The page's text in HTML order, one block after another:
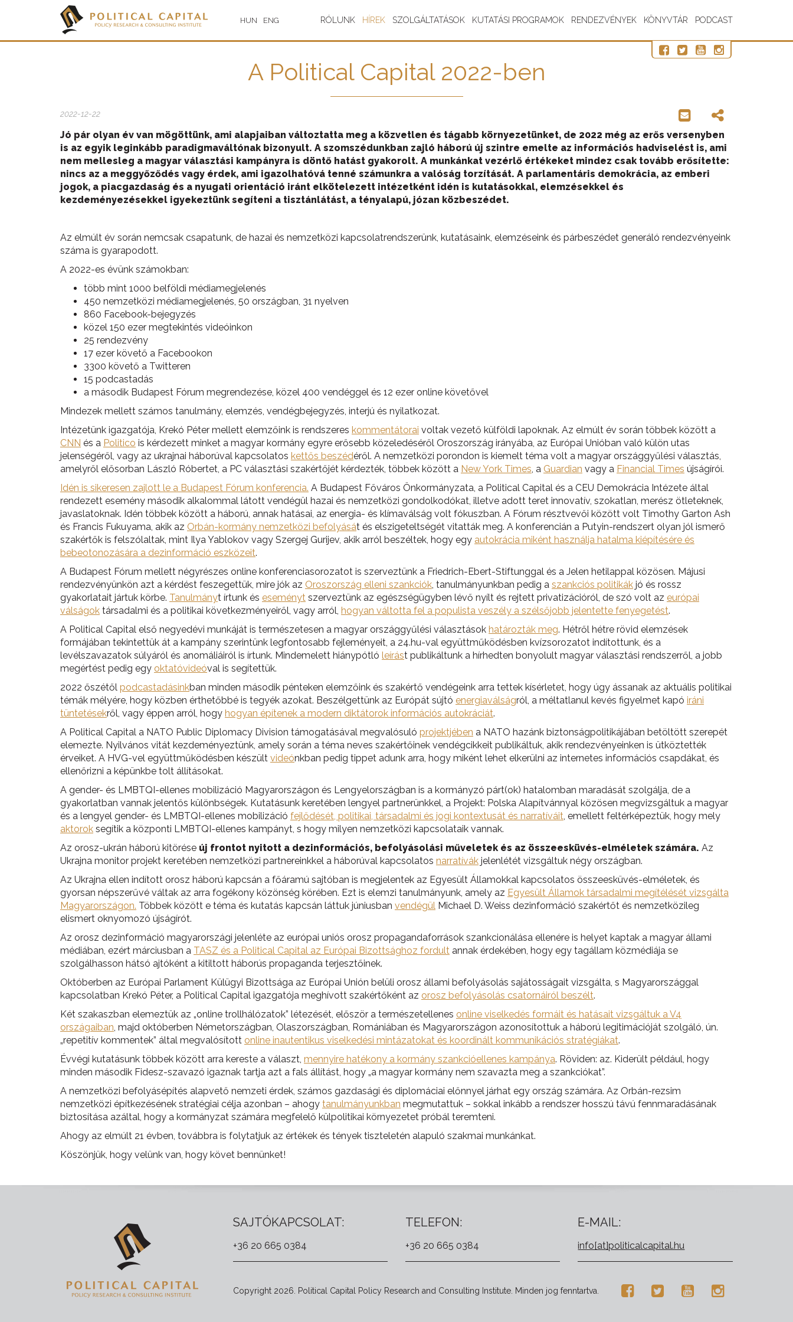
HUN ENG RÓLUNK HÍREK SZOLGÁLTATÁSOK KUTATÁSI PROGRAMOK RENDEZVÉNYEK KÖNYVTÁR PODCAST
A Political Capital 2022-ben
2022-12-22
Jó pár olyan év van mögöttünk, ami alapjaiban változtatta meg a közvetlen és tágabb környezetünket, de 2022 még az erős versenyben
is az egyik leginkább paradigmaváltónak bizonyult. A szomszédunkban zajló háború új szintre emelte az információs hadviselést is, ami
nem mellesleg a magyar választási kampányra is döntő hatást gyakorolt. A munkánkat vezérlő értékeket mindez csak tovább erősítette:
nincs az a meggyőződés vagy érdek, ami igazolhatóvá tenné számunkra a valóság torzítását. A parlamentáris demokrácia, az emberi
jogok, a piacgazdaság és a nyugati orientáció iránt elkötelezett intézetként idén is kutatásokkal, elemzésekkel és
kezdeményezésekkel igyekeztünk segíteni a tisztánlátást, a tényalapú, józan közbeszédet.
Az elmúlt év során nemcsak csapatunk, de hazai és nemzetközi kapcsolatrendszerünk, kutatásaink, elemzéseink és párbeszédet generáló rendezvényeink
száma is gyarapodott.
A 2022-es évünk számokban:
több mint 1000 belföldi médiamegjelenés
450 nemzetközi médiamegjelenés, 50 országban, 31 nyelven
860 Facebook-bejegyzés
közel 150 ezer megtekintés videóinkon
25 rendezvény
17 ezer követő a Facebookon
3300 követő a Twitteren
15 podcastadás
a második Budapest Fórum megrendezése, közel 400 vendéggel és 12 ezer online követővel
Mindezek mellett számos tanulmány, elemzés, vendégbejegyzés, interjú és nyilatkozat.
Intézetünk igazgatója, Krekó Péter mellett elemzőink is rendszeres kommentátorai voltak vezető külföldi lapoknak. Az elmúlt év során többek között a
CNN és a Politico is kérdezett minket a magyar kormány egyre erősebb közeledéséről Oroszország irányába, az Európai Unióban való külön utas
jelenségéről, vagy az ukrajnai háborúval kapcsolatos kettős beszédéről. A nemzetközi porondon is kiemelt téma volt a magyar országgyűlési választás,
amelyről elősorban László Róbertet, a PC választási szakértőjét kérdezték, többek között a New York Times, a Guardian vagy a Financial Times újságírói.
Idén is sikeresen zajlott le a Budapest Fórum konferencia. A Budapest Főváros Önkormányzata, a Political Capital és a CEU Demokrácia Intézete által
rendezett esemény második alkalommal látott vendégül hazai és nemzetközi gondolkodókat, illetve adott teret innovatív, szokatlan, merész ötleteknek,
javaslatoknak. Idén többek között a háború, annak hatásai, az energia- és klímaválság volt fókuszban. A Fórum résztvevői között volt Timothy Garton Ash
és Francis Fukuyama, akik az Orbán-kormány nemzetközi befolyását és elszigeteltségét vitatták meg. A konferencián a Putyin-rendszert olyan jól ismerő
szakértők is felszólaltak, mint Ilya Yablokov vagy Szergej Gurijev, akik arról beszéltek, hogy egy autokrácia miként használja hatalma kiépítésére és
bebeotonozására a dezinformáció eszközeit.
A Budapest Fórum mellett négyrészes online konferenciasorozatot is szerveztünk a Friedrich-Ebert-Stiftunggal és a Jelen hetilappal közösen. Májusi
rendezvényünkön azt a kérdést feszegettük, mire jók az Oroszország elleni szankciók, tanulmányunkban pedig a szankciós politikák jó és rossz
gyakorlatait jártuk körbe. Tanulmányt írtunk és eseményt szerveztünk az egészségügyben lévő nyílt és rejtett privatizációról, de szó volt az európai
válságok társadalmi és a politikai következményeiről, vagy arról, hogyan váltotta fel a populista veszély a szélsőjobb jelentette fenyegetést.
A Political Capital első negyedévi munkáját is természetesen a magyar országgyűlési választások határozták meg. Hétről hétre rövid elemzések
formájában tekintettük át a kampány szerintünk legfontosabb fejleményeit, a 24.hu-val együttműködésben kvízsorozatot indítottunk, és a
levélszavazatok súlyáról és anomáliáiról is írtunk. Mindemelett hiánypótló leírást publikáltunk a hírhedten bonyolult magyar választási rendszerről, a jobb
megértést pedig egy oktatóvideóval is segítettük.
2022 őszétől podcastadásinkban minden második pénteken elemzőink és szakértő vendégeink arra tettek kísérletet, hogy úgy ássanak az aktuális politikai
témák mélyére, hogy közben érthetőbbé is tegyék azokat. Beszélgettünk az Európát sújtó energiaválságról, a méltatlanul kevés figyelmet kapó iráni
tüntetésekről, vagy éppen arról, hogy hogyan építenek a modern diktátorok információs autokráciát.
A Political Capital a NATO Public Diplomacy Division támogatásával megvalósuló projektjében a NATO hazánk biztonságpolitikájában betöltött szerepét
elemezte. Nyilvános vitát kezdeményeztünk, amely során a téma neves szakértőinek vendégcikkeit publikáltuk, akik rendezvényeinken is ütköztették
érveiket. A HVG-vel együttműködésben készült videónkban pedig tippet adunk arra, hogy miként lehet elkerülni az internetes információs csapdákat, és
ellenőrizni a képünkbe tolt állításokat.
A gender- és LMBTQI-ellenes mobilizáció Magyarországon és Lengyelországban is a kormányzó párt(ok) hatalomban maradását szolgálja, de a
gyakorlatban vannak jelentős különbségek. Kutatásunk keretében lengyel partnerünkkel, a Projekt: Polska Alapítvánnyal közösen megvizsgáltuk a magyar
és a lengyel gender- és LMBTQI-ellenes mobilizáció fejlődését, politikai, társadalmi és jogi kontextusát és narratíváit, emellett feltérképeztük, hogy mely
aktorok segítik a központi LMBTQI-ellenes kampányt, s hogy milyen nemzetközi kapcsolataik vannak.
Az orosz-ukrán háború kitörése új frontot nyitott a dezinformációs, befolyásolási műveletek és az összeesküvés-elméletek számára. Az
Ukrajna monitor projekt keretében nemzetközi partnereinkkel a háborúval kapcsolatos narratívák jelenlétét vizsgáltuk négy országban.
Az Ukrajna ellen indított orosz háború kapcsán a főáramú sajtóban is megjelentek az Egyesült Államokkal kapcsolatos összeesküvés-elméletek, és
gyorsan népszerűvé váltak az arra fogékony közönség körében. Ezt is elemzi tanulmányunk, amely az Egyesült Államok társadalmi megítélését vizsgálta
Magyarországon. Többek között e téma és kutatás kapcsán láttuk júniusban vendégül Michael D. Weiss dezinformáció szakértőt és nemzetközileg
elismert oknyomozó újságírót.
Az orosz dezinformáció magyarországi jelenléte az európai uniós orosz propagandaforrások szankcionálása ellenére is helyet kaptak a magyar állami
médiában, ezért márciusban a TASZ és a Political Capital az Európai Bizottsághoz fordult annak érdekében, hogy egy tagállam közmédiája se
szolgálhasson hátsó ajtóként a kitiltott háborús propaganda terjesztőinek.
Októberben az Európai Parlament Külügyi Bizottsága az Európai Unión belüli orosz állami befolyásolás sajátosságait vizsgálta, s Magyarországgal
kapcsolatban Krekó Péter, a Political Capital igazgatója meghívott szakértőként az orosz befolyásolás csatornáiról beszélt.
Két szakaszban elemeztük az „online trollhálózatok” létezését, először a természetellenes online viselkedés formáit és hatásait vizsgáltuk a V4
országaiban, majd októberben Németországban, Olaszországban, Romániában és Magyarországon azonosítottuk a háború legitimációját szolgáló, ún.
„repetitív kommentek” által megvalósított online inautentikus viselkedési mintázatokat és koordinált kommunikációs stratégiákat.
Évvégi kutatásunk többek között arra kereste a választ, mennyire hatékony a kormány szankcióellenes kampánya. Röviden: az. Kiderült például, hogy
minden második Fidesz-szavazó igaznak tartja azt a fals állítást, hogy „a magyar kormány nem szavazta meg a szankciókat”.
A nemzetközi befolyásépítés alapvető nemzeti érdek, számos gazdasági és diplomáciai előnnyel járhat egy ország számára. Az Orbán-rezsim
nemzetközi építkezésének stratégiai célja azonban – ahogy tanulmányunkban megmutattuk – sokkal inkább a rendszer hosszú távú fennmaradásának
biztosítása azáltal, hogy a kormányzat számára megfelelő külpolitikai környezetet próbál teremteni.
Ahogy az elmúlt 21 évben, továbbra is folytatjuk az értékek és tények tiszteletén alapuló szakmai munkánkat.
Köszönjük, hogy velünk van, hogy követ bennünket!
SAJTÓKAPCSOLAT:
+36 20 665 0384
TELEFON:
+36 20 665 0384
E-MAIL:
info[at]politicalcapital.hu
Copyright 2026. Political Capital Policy Research and Consulting Institute. Minden jog fenntartva.